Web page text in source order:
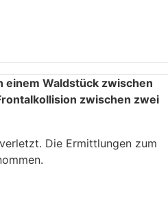
einem Waldstück zwischen
zwischen zwei
Die Ermittlungen zum